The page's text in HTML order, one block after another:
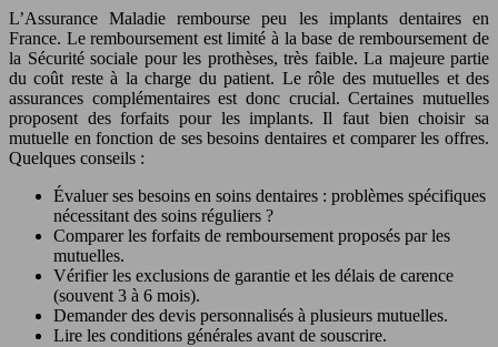
L’Assurance Maladie rembourse peu les implants dentaires en
France. Le remboursement est limité à la base de remboursement de
la Sécurité sociale pour les prothèses, très faible. La majeure partie
du coût reste à la charge du patient. Le rôle des mutuelles et des
assurances complémentaires est donc crucial. Certaines mutuelles
proposent des forfaits pour les implants. Il faut bien choisir sa
mutuelle en fonction de ses besoins dentaires et comparer les offres.
Quelques conseils :
Évaluer ses besoins en soins dentaires : problèmes spécifiques
nécessitant des soins réguliers ?
Comparer les forfaits de remboursement proposés par les
mutuelles.
Vérifier les exclusions de garantie et les délais de carence
(souvent 3 à 6 mois).
Demander des devis personnalisés à plusieurs mutuelles.
Lire les conditions générales avant de souscrire.